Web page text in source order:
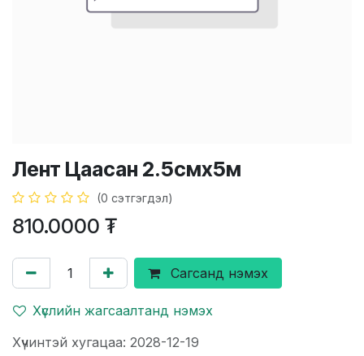
Лент Цаасан 2.5смх5м
(0 сэтгэгдэл)
810.0000 ₮
Сагсанд нэмэх
Хүслийн жагсаалтанд нэмэх
Хүчинтэй хугацаа: 2028-12-19